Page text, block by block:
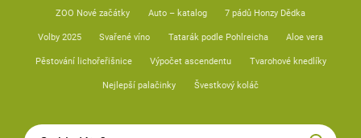
ZOO Nové začátky Auto – katalog 7 pádů Honzy Dědka
Volby 2025 Svařené víno Tatarák podle Pohlreicha Aloe vera
Pěstování lichořeřišnice Výpočet ascendentu Tvarohové knedlíky
Nejlepší palačinky Švestkový koláč